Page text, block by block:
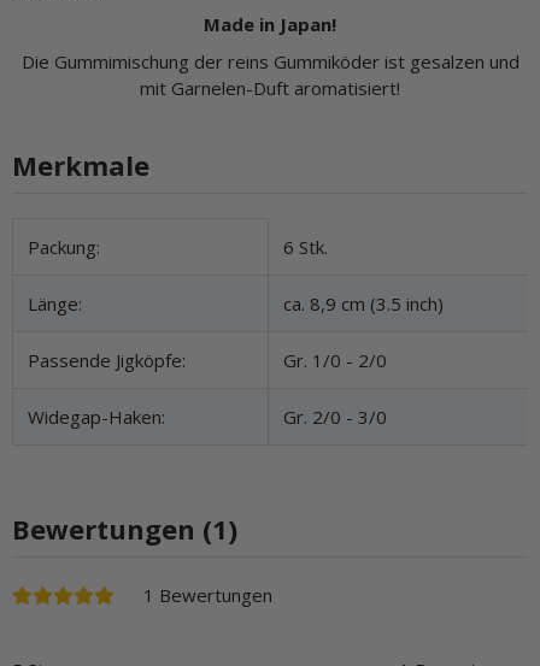
Made in Japan!
Die Gummimischung der reins Gummiköder ist gesalzen und
mit Garnelen-Duft aromatisiert!
Merkmale
Produkteigenschaft
Wert
Packung: 6 Stk.
Länge: ca. 8,9 cm (3.5 inch)
Passende Jigköpfe: Gr. 1/0 - 2/0
Widegap-Haken: Gr. 2/0 - 3/0
Bewertungen (1)
1 Bewertungen